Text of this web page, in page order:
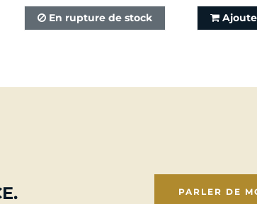
En rupture de stock
PARLER DE